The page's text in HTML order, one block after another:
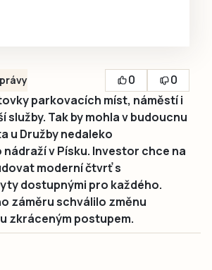
0
0
parkovacích míst, náměstí i
služby. Tak by mohla v budoucnu
u Družby nedaleko
v Písku. Investor chce na
moderní čtvrť s
dostupnými pro každého.
záměru schválilo změnu
zkráceným postupem.